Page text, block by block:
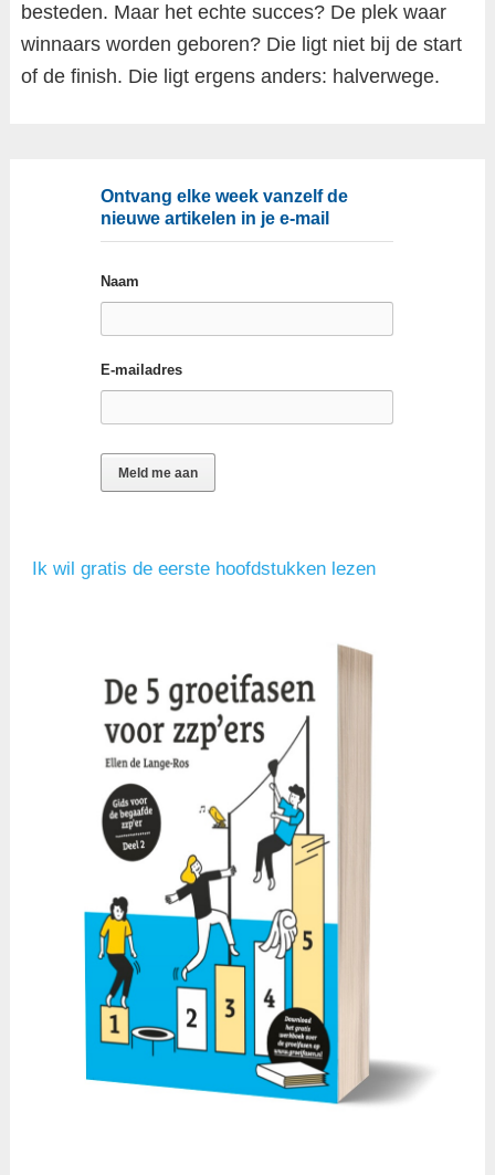
besteden. Maar het echte succes? De plek waar
winnaars worden geboren? Die ligt niet bij de start
of de finish. Die ligt ergens anders: halverwege.
Ontvang elke week vanzelf de
nieuwe artikelen in je e-mail
Naam
E-mailadres
Ik wil gratis de eerste hoofdstukken lezen